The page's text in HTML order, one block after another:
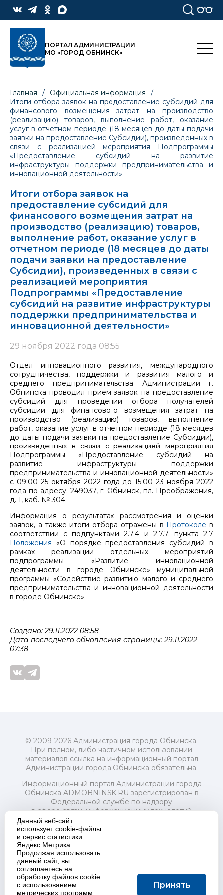
ПОРТАЛ АДМИНИСТРАЦИИ
МО «ГОРОД ОБНИНСК»
Главная / Официальная информация
/
Итоги отбора заявок на предоставление субсидий для
финансового возмещения затрат на производство
(реализацию) товаров, выполнение работ, оказание
услуг в отчетном периоде (18 месяцев до даты подачи
заявки на предоставление Субсидии), произведенных в
связи с реализацией мероприятия Подпрограммы
«Предоставление субсидий на развитие
инфраструктуры поддержки предпринимательства и
инновационной деятельности»
Итоги отбора заявок на
предоставление субсидий для
финансового возмещения затрат на
производство (реализацию) товаров,
выполнение работ, оказание услуг в
отчетном периоде (18 месяцев до даты
подачи заявки на предоставление
Субсидии), произведенных в связи с
реализацией мероприятия
Подпрограммы «Предоставление
субсидий на развитие инфраструктуры
поддержки предпринимательства и
инновационной деятельности»
29 ноября 2022 года 08:55
Отдел инновационного развития, международного
сотрудничества, поддержки и развития малого и
среднего предпринимательства Администрации г.
Обнинска проводил прием заявок на предоставление
субсидий для проведении отбора получателей
субсидии для финансового возмещения затрат на
производство (реализацию) товаров, выполнение
работ, оказание услуг в отчетном периоде (18 месяцев
до даты подачи заявки на предоставление Субсидии),
произведенных в связи с реализацией мероприятия
Подпрограммы «Предоставление субсидий на
развитие инфраструктуры поддержки
предпринимательства и инновационной деятельности»
с 09:00 25 октября 2022 года до 15:00 23 ноября 2022
года по адресу: 249037, г. Обнинск, пл. Преображения,
д. 1, каб. № 304.
Информация о результатах рассмотрения и оценки
заявок, а также итоги отбора отражены в Протоколе в
соответствии с подпунктами 2.7.4 и 2.7.7. пункта 2.7
Положения «О порядке предоставления субсидий в
рамках реализации отдельных мероприятий
подпрограммы «Развитие инновационной
деятельности в городе Обнинске» муниципальной
программы «Содействие развитию малого и среднего
предпринимательства и инновационной деятельности
в городе Обнинске».
Создано: 29.11.2022 08:58
Дата последнего обновления страницы: 29.11.2022
07:38
© 2009-2026 Администрация города Обнинска.
При полном, либо частичном использовании
материалов ссылка на информационный портал
Администрации города Обнинска обязательна.
Информационный портал Администрации города
Обнинска ADMOBNINSK.RU зарегистрирован в
Федеральной службе по надзору
в сфере связи, информационных технологий
и массовых коммуникаций (Роскомнадзор) 24 июля
2018 года.
Свидетельство о регистрации Эл № ФС77-73321
Учредитель: Администрация (исполнительно-
распорядительный орган) городского округа "Город
Обнинск". Главный редактор: Байкова Е.А.
Адрес электронной почты Редакции:
redactor@admobninsk.ru
Данный веб-сайт
использует cookie-файлы
и сервис статистики
Яндекс.Метрика.
Продолжая использовать
данный сайт, вы
соглашаетесь на
обработку файлов cookie
с использованием
метрических программ.
Принять